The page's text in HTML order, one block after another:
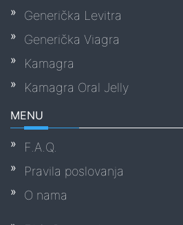
Generička Levitra
Generička Viagra
Kamagra
Kamagra Oral Jelly
MENU
F.A.Q.
Pravila poslovanja
O nama